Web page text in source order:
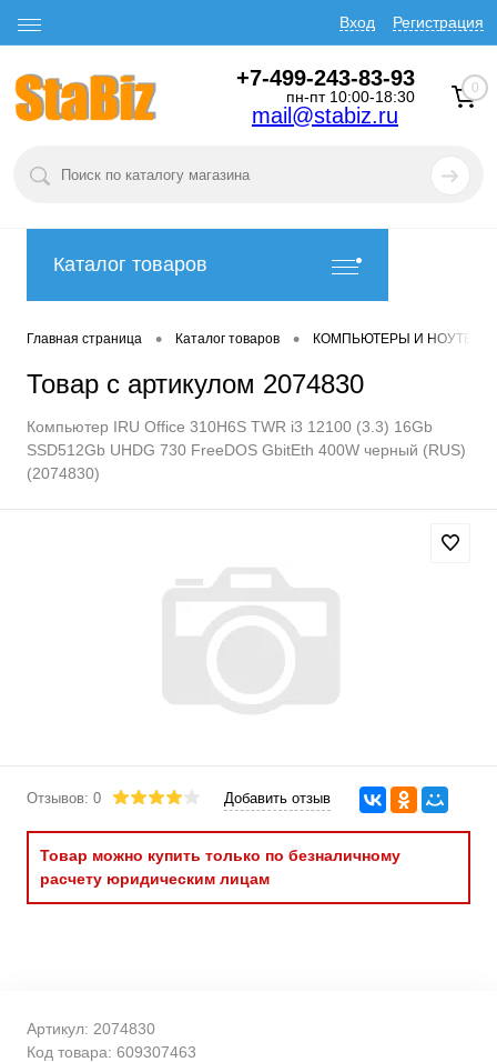
Вход Регистрация
+7-499-243-83-93
пн-пт 10:00-18:30
mail@stabiz.ru
0
Каталог товаров
Главная страница • Каталог товаров • КОМПЬЮТЕРЫ И
Товар с артикулом 2074830
Компьютер IRU Office 310H6S TWR i3 12100 (3.3) 16Gb
SSD512Gb UHDG 730 FreeDOS GbitEth 400W черный (RUS)
(2074830)
Отзывов: 0 Добавить отзыв
Товар можно купить только по безналичному
расчету юридическим лицам
Артикул: 2074830
Код товара: 609307463